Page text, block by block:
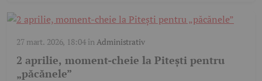
27 mart. 2026, 18:04în Administrativ
2 aprilie, moment-cheie la Pitești pentru
„păcănele”